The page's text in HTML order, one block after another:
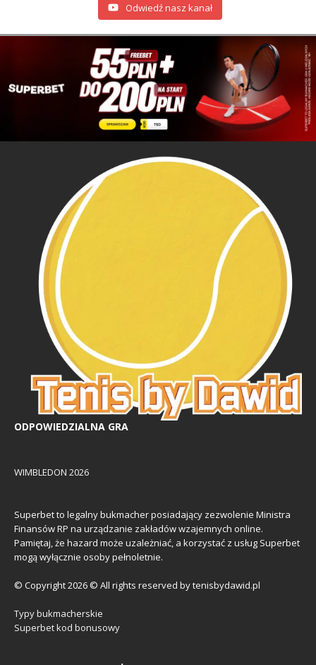
Odwiedź nasz kanał
ODPOWIEDZIALNA GRA
WIMBLEDON 2026
Superbet to legalny bukmacher posiadający zezwolenie Ministra
Finansów RP na urządzanie zakładów wzajemnych online.
Pamiętaj, że hazard może uzależniać, a korzystać z usług Superbet
mogą wyłącznie osoby pełnoletnie.
© Copyright 2026 © All rights reserved by tenisbydawid.pl
Typy bukmacherskie
Superbet kod bonusowy